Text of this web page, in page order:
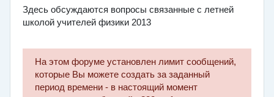
Здесь обсуждаются вопросы связанные с летней
школой учителей физики 2013
На этом форуме установлен лимит сообщений,
которые Вы можете создать за заданный
период времени - в настоящий момент